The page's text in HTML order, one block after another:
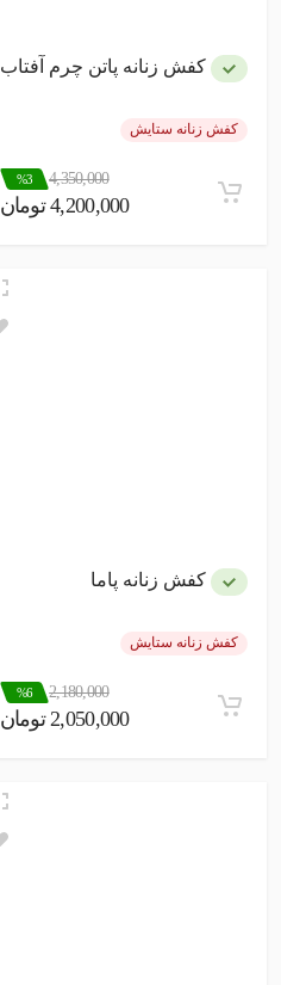
کفش زنانه پاتن چرم آفتاب
کفش زنانه ستایش
4,350,000
%3
4,200,000 تومان
کفش زنانه پاما
کفش زنانه ستایش
2,180,000
%6
2,050,000 تومان